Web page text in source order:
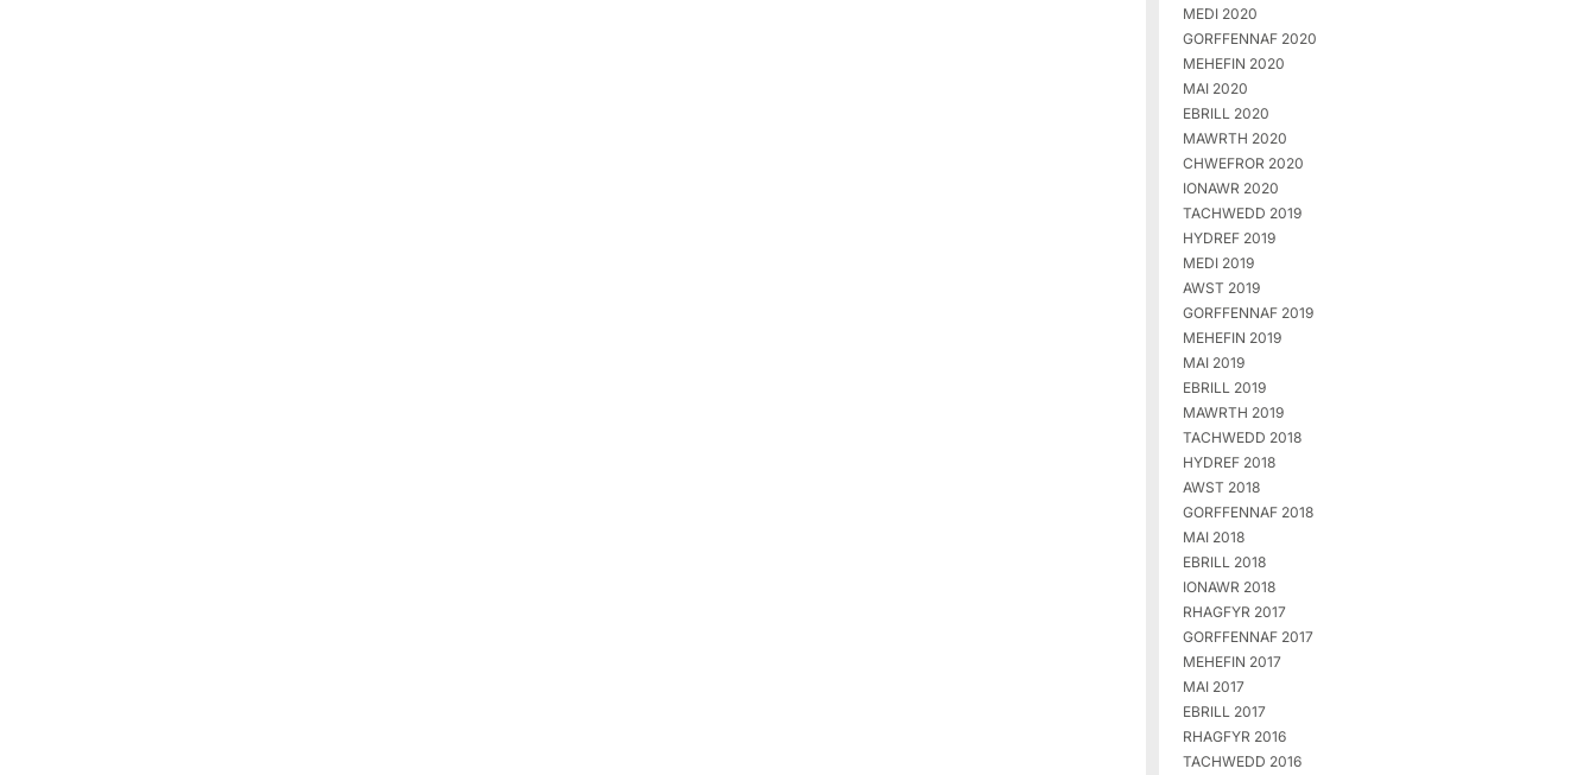
MEDI 2020
GORFFENNAF 2020
MEHEFIN 2020
MAI 2020
EBRILL 2020
MAWRTH 2020
CHWEFROR 2020
IONAWR 2020
TACHWEDD 2019
HYDREF 2019
MEDI 2019
AWST 2019
GORFFENNAF 2019
MEHEFIN 2019
MAI 2019
EBRILL 2019
MAWRTH 2019
TACHWEDD 2018
HYDREF 2018
AWST 2018
GORFFENNAF 2018
MAI 2018
EBRILL 2018
IONAWR 2018
RHAGFYR 2017
GORFFENNAF 2017
MEHEFIN 2017
MAI 2017
EBRILL 2017
RHAGFYR 2016
TACHWEDD 2016